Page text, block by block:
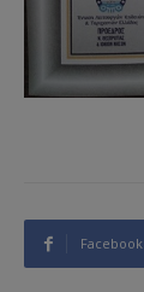
Facebook